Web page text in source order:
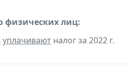
физических лиц:
уплачивают налог за 2022 г.